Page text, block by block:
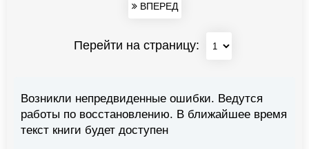
ВПЕРЕД
Перейти на страницу:
Возникли непредвиденные ошибки. Ведутся
работы по восстановлению. В ближайшее время
текст книги будет доступен